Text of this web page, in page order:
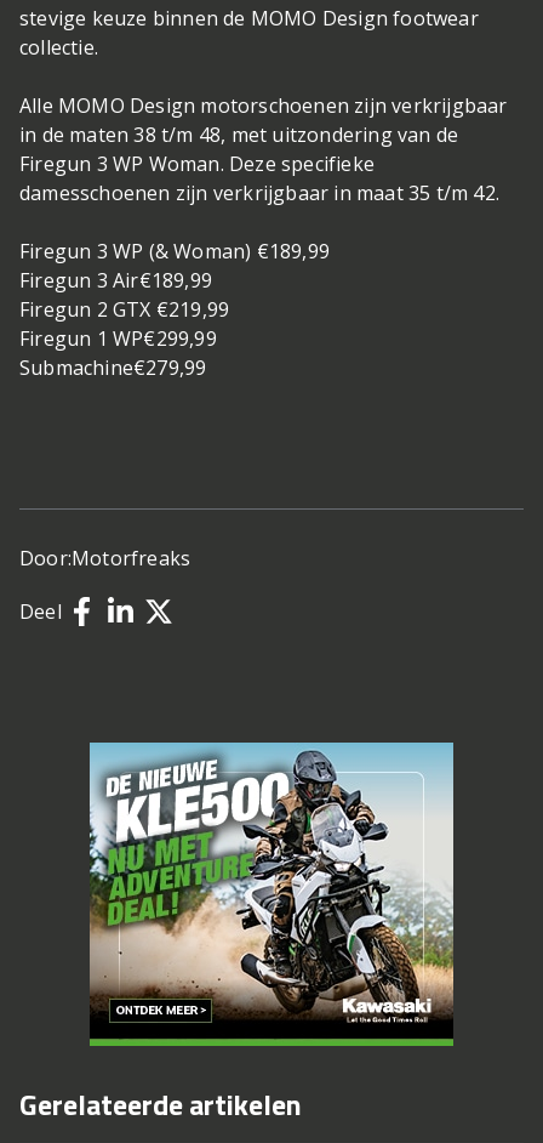
stevige keuze binnen de MOMO Design footwear
collectie.
Alle MOMO Design motorschoenen zijn verkrijgbaar
in de maten 38 t/m 48, met uitzondering van de
Firegun 3 WP Woman. Deze specifieke
damesschoenen zijn verkrijgbaar in maat 35 t/m 42.
Firegun 3 WP (& Woman) €189,99
Firegun 3 Air€189,99
Firegun 2 GTX €219,99
Firegun 1 WP€299,99
Submachine€279,99
Door:Motorfreaks
Deel
Gerelateerde artikelen